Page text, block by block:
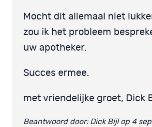
Mocht dit allemaal niet
zou ik het probleem
uw apotheker.
Succes ermee.
met vriendelijke groet, Dick
Beantwoord door: Dick Bijl op 4